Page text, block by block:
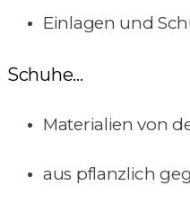
Einlagen und
Schuhe...
Materialien von
aus pflanzlich